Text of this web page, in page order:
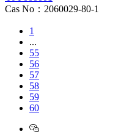
Cas No：2060029-80-1
1
...
55
56
57
58
59
60